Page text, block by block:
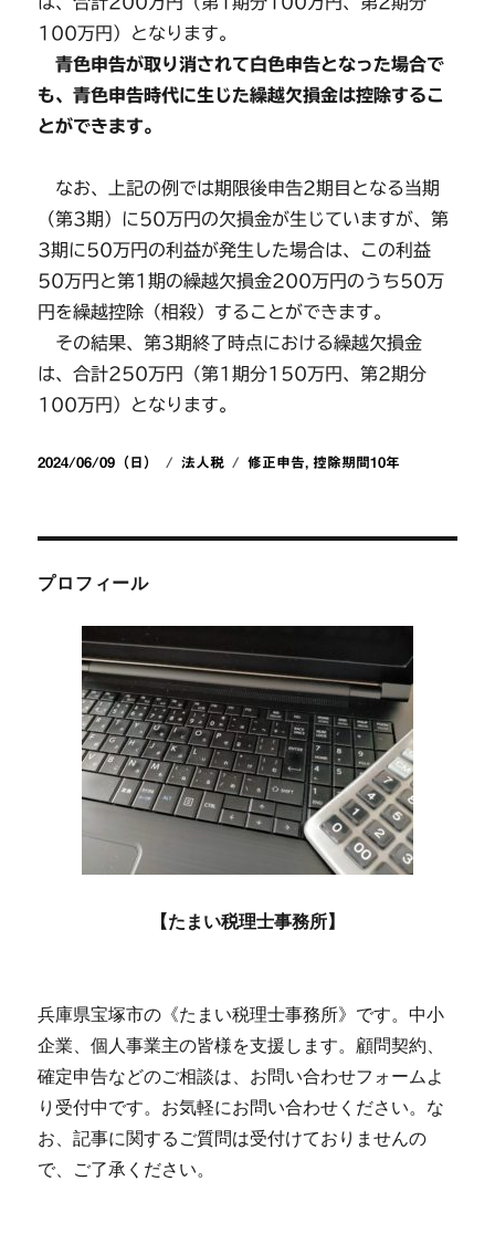
100万円）となります。
青色申告が取り消されて白色申告となった場合で
も、青色申告時代に生じた繰越欠損金は控除するこ
とができます。
なお、上記の例では期限後申告2期目となる当期
（第3期）に50万円の欠損金が生じていますが、第
3期に50万円の利益が発生した場合は、この利益
50万円と第1期の繰越欠損金200万円のうち50万
円を繰越控除（相殺）することができます。
その結果、第3期終了時点における繰越欠損金
は、合計250万円（第1期分150万円、第2期分
100万円）となります。
投
2024/06/09（日）
カ
法人税
タ
修正申告,控除期間10年
プロフィール
【たまい税理士事務所】
兵庫県宝塚市の《たまい税理士事務所》です。中小
企業、個人事業主の皆様を支援します。顧問契約、
確定申告などのご相談は、お問い合わせフォームよ
り受付中です。お気軽にお問い合わせください。な
お、記事に関するご質問は受付けておりませんの
で、ご了承ください。